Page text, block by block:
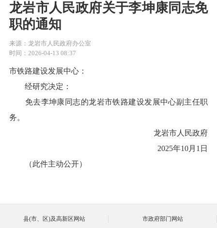
龙岩市人民政府关于李坤康同志免
职的通知
来源：龙岩市人民政府办公室
时间：2026-04-13 08:37
市铁路建设发展中心：
经研究决定：
免去李坤康同志的龙岩市铁路建设发展中心副主任职
务。
龙岩市人民政府
2025年10月1日
（此件主动公开）
县(市、区)及高新区网站 市政府部门网站